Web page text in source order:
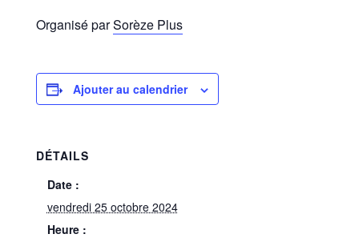
Organisé parSorèze Plus
Ajouter au calendrier
DÉTAILS
Date :
vendredi 25 octobre 2024
Heure :